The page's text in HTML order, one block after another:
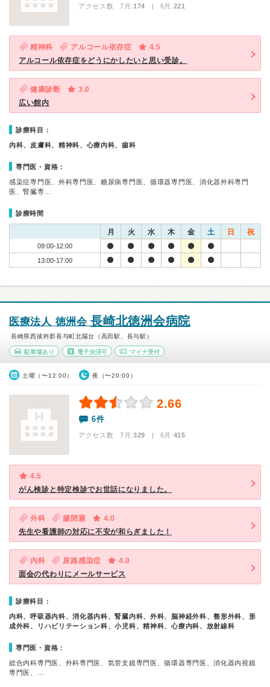
アクセス数 7月:174 | 6月:221
精神科 アルコール依存症
4.5
アルコール依存症をどうにかしたいと思い受診。
健康診断
3.0
広い館内
診療科目：
内科、皮膚科、精神科、心療内科、歯科
専門医・資格：
感染症専門医、外科専門医、糖尿病専門医、循環器専門医、消化器外科専門
医、腎臓専…
診療時間
月 火 水 木 金 土 日 祝
09:00-12:00
13:00-17:00
医療法人 徳洲会長崎北徳洲会病院
長崎県西彼杵郡長与町北陽台（高田駅、長与駅）
駐車場あり 電子決済可 マイナ受付
土曜（〜12:00） 夜（〜20:00）
2.66
6件
アクセス数 7月:329 | 6月:415
4.5
がん検診と特定検診でお世話になりました。
外科 腸閉塞
4.0
先生や看護師の対応に不安が和らぎました！
内科 尿路感染症
4.0
面会の代わりにメールサービス
診療科目：
内科、呼吸器内科、消化器内科、腎臓内科、外科、脳神経外科、整形外科、形
成外科、リハビリテーション科、小児科、精神科、心療内科、放射線科
専門医・資格：
総合内科専門医、外科専門医、気管支鏡専門医、循環器専門医、消化器内視鏡
専門医、…